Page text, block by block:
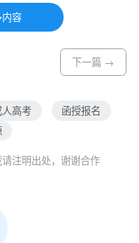
序内容，再到完
信息服务类小程序
经验，答辩文档和
列问题，江洪合
内容
下一篇 →
人高考
函授报名
注明出处，谢谢合作